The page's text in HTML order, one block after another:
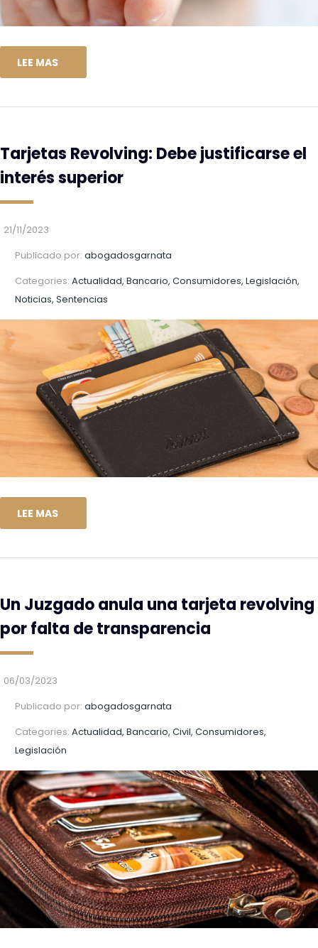
LEE MAS
Tarjetas Revolving: Debe justificarse el
interés superior
21/11/2023
Publicado por: abogadosgarnata
Categories: Actualidad, Bancario, Consumidores, Legislación,
Noticias, Sentencias
LEE MAS
Un Juzgado anula una tarjeta revolving
por falta de transparencia
06/03/2023
Publicado por: abogadosgarnata
Categories: Actualidad, Bancario, Civil, Consumidores,
Legislación